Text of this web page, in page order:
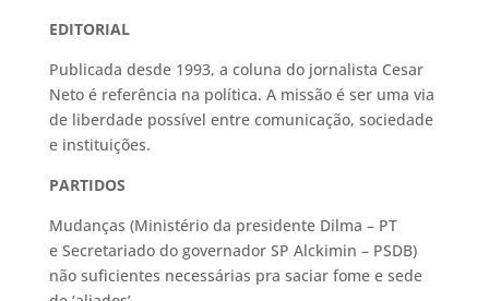
EDITORIAL
Publicada desde 1993, a coluna do jornalista Cesar
Neto é referência na política. A missão é ser uma via
de liberdade possível entre comunicação, sociedade
e instituições.
PARTIDOS
Mudanças (Ministério da presidente Dilma – PT
e Secretariado do governador SP Alckimin – PSDB)
não suficientes necessárias pra saciar fome e sede